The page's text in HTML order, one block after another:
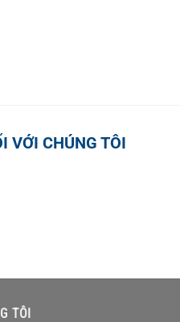
VỚI CHÚNG TÔI
TÔI